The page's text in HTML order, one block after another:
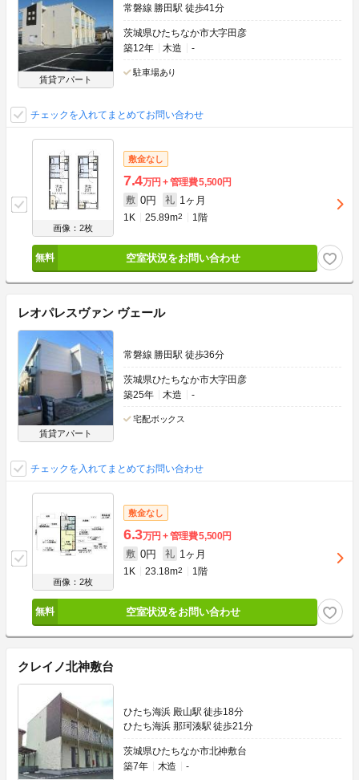
賃貸アパート
常磐線 勝田駅 徒歩41分
茨城県ひたちなか市大字田彦
築12年
木造 -
駐車場あり
チェックを入れてまとめてお問い合わせ
画像：2枚
敷金なし
7.4万円 管理費5,500円
敷 0円 礼 1ヶ月
1K 25.89m2 1階
空室状況をお問い合わせ
レオパレスヴァン ヴェール
賃貸アパート
常磐線 勝田駅 徒歩36分
茨城県ひたちなか市大字田彦
築25年
木造 -
宅配ボックス
チェックを入れてまとめてお問い合わせ
画像：2枚
敷金なし
6.3万円 管理費5,500円
敷 0円 礼 1ヶ月
1K 23.18m2 1階
空室状況をお問い合わせ
クレイノ北神敷台
ひたち海浜 殿山駅 徒歩18分
ひたち海浜 那珂湊駅 徒歩21分
茨城県ひたちなか市北神敷台
築7年
木造 -